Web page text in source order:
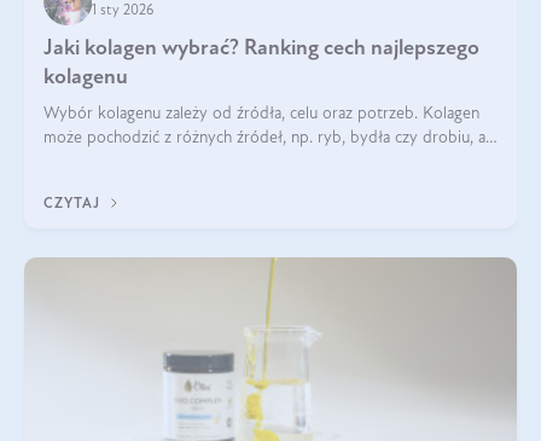
1 sty 2026
Jaki kolagen wybrać? Ranking cech najlepszego
kolagenu
Wybór kolagenu zależy od źródła, celu oraz potrzeb. Kolagen
może pochodzić z różnych źródeł, np. ryb, bydła czy drobiu, a
bydlęcy.
CZYTAJ